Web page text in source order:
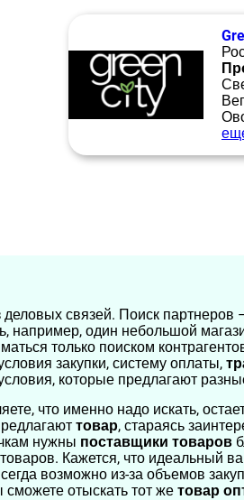
связей. Поиск
например, один небольшой
только поиском
закупки, систему оплаты,
которые предлагают
что именно надо искать,
товар, стараясь
нужны поставщики товаров
Кажется, что идеальный
возможно из-за объемов
сможете отыскать тот же товар